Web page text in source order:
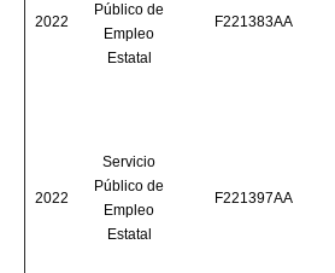
2022
Público de
Empleo
Estatal
F221383AA
2022
Servicio
Público de
Empleo
Estatal
F221397AA